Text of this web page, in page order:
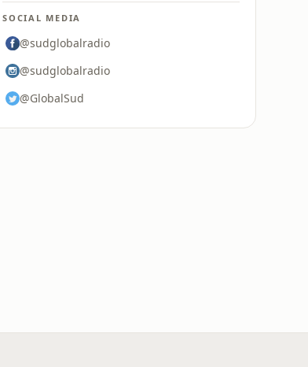
SOCIAL MEDIA
@sudglobalradio
@sudglobalradio
@GlobalSud